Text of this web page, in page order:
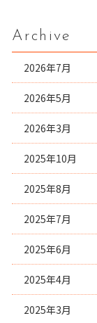
Archive
2026年7月
2026年5月
2026年3月
2025年10月
2025年8月
2025年7月
2025年6月
2025年4月
2025年3月